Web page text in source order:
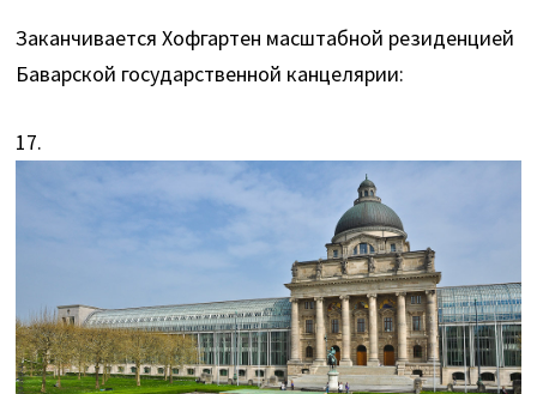
Заканчивается Хофгартен масштабной резиденцией
Баварской государственной канцелярии:
17.